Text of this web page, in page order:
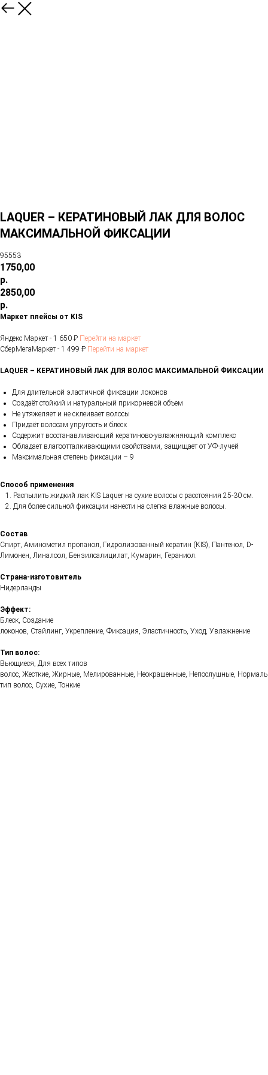
LAQUER – КЕРАТИНОВЫЙ ЛАК ДЛЯ ВОЛОС
МАКСИМАЛЬНОЙ ФИКСАЦИИ
95553
1750,00
р.
2850,00
р.
Маркет плейсы от KIS
Яндекс Маркет - 1 650 ₽ Перейти на маркет
СберМегаМаркет - 1 499 ₽ Перейти на маркет
LAQUER – КЕРАТИНОВЫЙ ЛАК ДЛЯ ВОЛОС МАКСИМАЛЬНОЙ ФИКСАЦИИ
Для длительной эластичной фиксации локонов
Создаёт стойкий и натуральный прикорневой объем
Не утяжеляет и не склеивает волосы
Придаёт волосам упругость и блеск
Содержит восстанавливающий кератиново-увлажняющий комплекс
Обладает влагоотталкивающими свойствами, защищает от УФ-лучей
Максимальная степень фиксации – 9
Способ применения
Распылить жидкий лак KIS Laquer на сухие волосы с расстояния 25-30 см.
Для более сильной фиксации нанести на слегка влажные волосы.
Состав
Спирт, Аминометил пропанол, Гидролизованный кератин (KIS), Пантенол, D-
Лимонен, Линалоол, Бензилсалицилат, Кумарин, Гераниол.
Страна-изготовитель
Нидерланды
Эффект:
Блеск, Создание
локонов, Стайлинг, Укрепление, Фиксация, Эластичность, Уход, Увлажнение
Тип волос:
Вьющиеся, Для всех типов
волос, Жесткие, Жирные, Мелированные, Неокрашенные, Непослушные,
тип волос, Сухие, Тонкие